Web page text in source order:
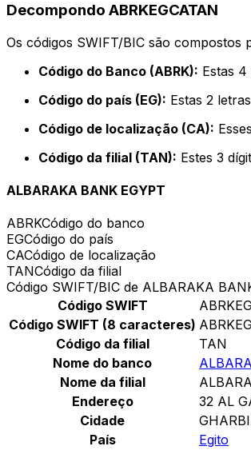
Decompondo ABRKEGCATAN
Os códigos SWIFT/BIC são
Código do Banco (ABRK): Estas
Código do país (EG): Estas 2
Código de localização (CA):
Código da filial (TAN): Estes 3
ALBARAKA BANK EGYPT
ABRKCódigo do banco
EGCódigo do país
CACódigo de localização
TANCódigo da filial
Código SWIFT/BIC de ALBARAKA
Código SWIFT
Código SWIFT (8 caracteres)
Código da filial
TAN
Nome do banco
Nome da filial
Endereço
32 AL
Cidade
País
Egito